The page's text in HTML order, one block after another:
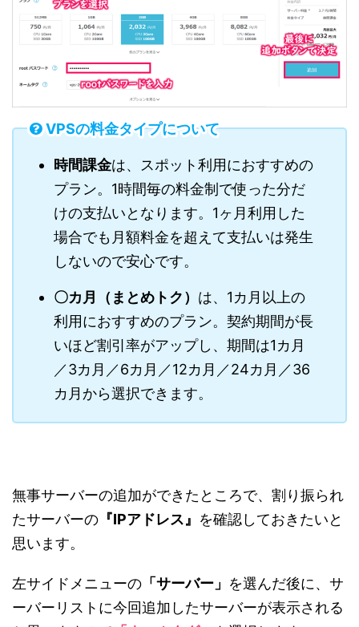
VPSの料金タイプについて
時間課金は、スポット利用におすすめの
プラン。1時間毎の料金制で使った分だ
けの支払いとなります。1ヶ月利用した
場合でも月額料金を超えて支払いは発生
しないので安心です。
〇カ月（まとめトク） は、1カ月以上の
利用におすすめのプラン。契約期間が長
いほど割引率がアップし、期間は1カ月
／3カ月／6カ月／12カ月／24カ月／36
カ月から選択できます。
無事サーバーの追加ができたところで、割り振られ
たサーバーの 『IPアドレス』 を確認しておきたいと
思います。
左サイドメニューの 「サーバー」 を選んだ後に、サ
ーバーリストに今回追加したサーバーが表示される